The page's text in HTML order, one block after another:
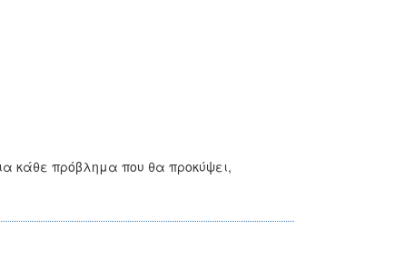
κάθε πρόβλημα που θα προκύψει,